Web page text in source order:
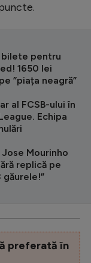
pentru
1650 lei
”piața neagră”
al FCSB-ului în
Echipa
Mourinho
replică pe
găurele!”
preferată în